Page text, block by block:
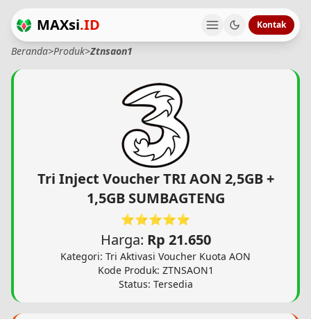
MAXsi.ID Kontak
Beranda>Produk>Ztnsaon1
Tri Inject Voucher TRI AON 2,5GB +
1,5GB SUMBAGTENG
⭐⭐⭐⭐⭐
Harga: Rp 21.650
Kategori: Tri Aktivasi Voucher Kuota AON
Kode Produk: ZTNSAON1
Status: Tersedia